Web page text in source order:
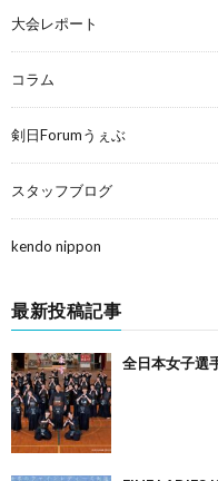
大会レポート
コラム
剣日Forumうぇぶ
スタッフブログ
kendo nippon
最新投稿記事
全日本女子選